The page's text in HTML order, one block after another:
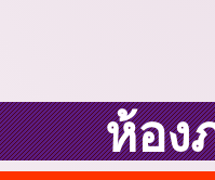
ห้อง